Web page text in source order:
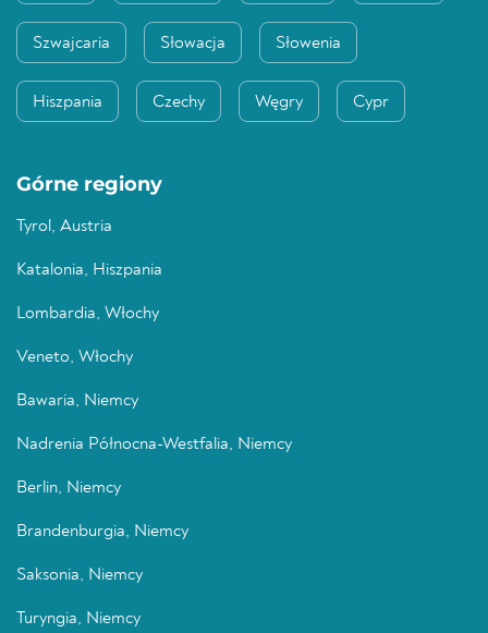
Szwajcaria Słowacja Słowenia
Hiszpania Czechy Węgry Cypr
Górne regiony
Tyrol, Austria
Katalonia, Hiszpania
Lombardia, Włochy
Veneto, Włochy
Bawaria, Niemcy
Nadrenia Północna-Westfalia, Niemcy
Berlin, Niemcy
Brandenburgia, Niemcy
Saksonia, Niemcy
Turyngia, Niemcy